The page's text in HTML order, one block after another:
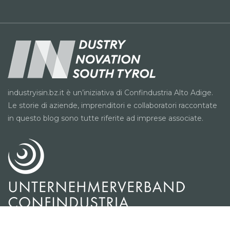
industryisin.bz.it è un’iniziativa di Confindustria Alto Adige.
Le storie di aziende, imprenditori e collaboratori raccontate
in questo blog sono tutte riferite ad imprese associate.